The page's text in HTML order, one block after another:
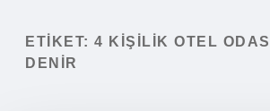
Yasal Uyarı
ETIKET: 4 KIŞILIK OTEL
DENIR